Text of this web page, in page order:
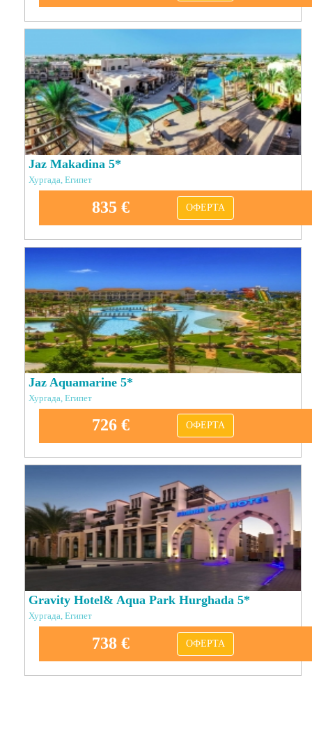
Jaz Makadina 5*
Хургада, Египет
835 € ОФЕРТА
Jaz Aquamarine 5*
Хургада, Египет
726 € ОФЕРТА
Gravity Hotel& Aqua Park Hurghada 5*
Хургада, Египет
738 € ОФЕРТА